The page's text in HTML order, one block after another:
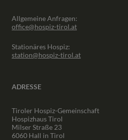
Allgemeine Anfragen:
office@hospiz-tirol.at
Stationäres Hospiz:
station@hospiz-tirol.at
ADRESSE
Tiroler Hospiz-Gemeinschaft
Hospizhaus Tirol
Milser Straße 23
6060 Hall in Tirol